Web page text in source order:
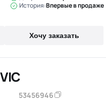
История:Впервые в продаже
Хочу заказать
53456946